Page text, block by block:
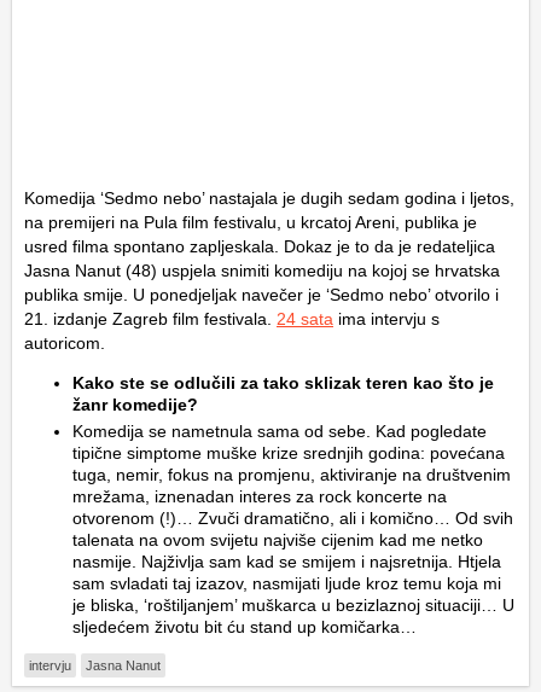
Komedija ‘Sedmo nebo’ nastajala je dugih sedam godina i ljetos,
na premijeri na Pula film festivalu, u krcatoj Areni, publika je
usred filma spontano zapljeskala. Dokaz je to da je redateljica
Jasna Nanut (48) uspjela snimiti komediju na kojoj se hrvatska
publika smije. U ponedjeljak navečer je ‘Sedmo nebo’ otvorilo i
21. izdanje Zagreb film festivala. 24 sata ima intervju s
autoricom.
Kako ste se odlučili za tako sklizak teren kao što je
žanr komedije?
Komedija se nametnula sama od sebe. Kad pogledate
tipične simptome muške krize srednjih godina: povećana
tuga, nemir, fokus na promjenu, aktiviranje na društvenim
mrežama, iznenadan interes za rock koncerte na
otvorenom (!)… Zvuči dramatično, ali i komično… Od svih
talenata na ovom svijetu najviše cijenim kad me netko
nasmije. Najživlja sam kad se smijem i najsretnija. Htjela
sam svladati taj izazov, nasmijati ljude kroz temu koja mi
je bliska, ‘roštiljanjem’ muškarca u bezizlaznoj situaciji… U
sljedećem životu bit ću stand up komičarka…
intervju Jasna Nanut